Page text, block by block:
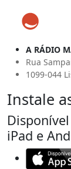
A RÁDIO
Rua
1099-044
Instale
iPad e